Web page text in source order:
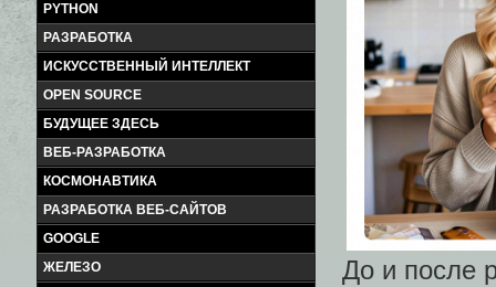
PYTHON
РАЗРАБОТКА
ИСКУССТВЕННЫЙ ИНТЕЛЛЕКТ
OPEN SOURCE
БУДУЩЕЕ ЗДЕСЬ
ВЕБ-РАЗРАБОТКА
КОСМОНАВТИКА
РАЗРАБОТКА ВЕБ-САЙТОВ
GOOGLE
ЖЕЛЕЗО
До и после